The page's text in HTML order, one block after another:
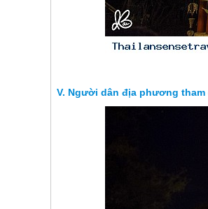
Người dân địa phương